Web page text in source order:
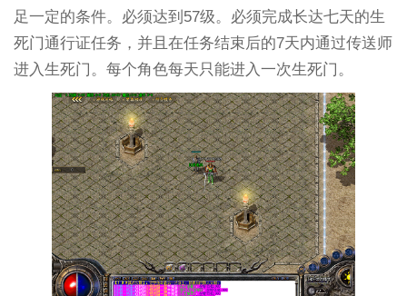
足一定的条件。必须达到57级。必须完成长达七天的生
死门通行证任务，并且在任务结束后的7天内通过传送师
进入生死门。每个角色每天只能进入一次生死门。